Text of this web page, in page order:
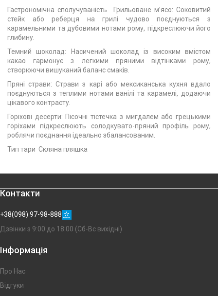
Гастрономічна сполучуваність Грильоване м’ясо: Соковитий
стейк або реберця на грилі чудово поєднуються з
карамельними та дубовими нотами рому, підкреслюючи його
глибину.
Темний шоколад: Насичений шоколад із високим вмістом
какао гармонує з легкими пряними відтінками рому,
створюючи вишуканий баланс смаків.
Пряні страви: Страви з карі або мексиканська кухня вдало
поєднуються з теплими нотами ванілі та карамелі, додаючи
цікавого контрасту.
Горіхові десерти: Пісочні тістечка з мигдалем або грецькими
горіхами підкреслюють солодкувато-пряний профіль рому,
роблячи поєднання ідеально збалансованим.
Тип тари Скляна пляшка
Контакти
+38(098) 97-98-888
Дзвінки з 9:00 до 18:00 (Сб-Вс вихідні)
Інформація
Про Нас
Відгуки